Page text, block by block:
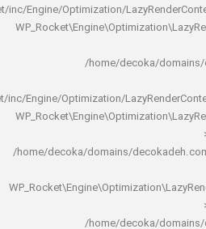
rocket/inc/Engine/Optimization/
/home/
rocket/inc/Engine/Optimization/
/home/decoka/domains/
/home/